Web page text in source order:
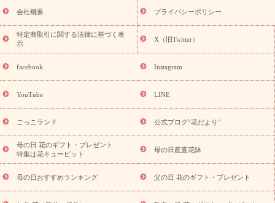
老の日 花鉢植えのギフト・プレゼント特集
敬老の日 花とセットギ
フト・プレゼント特集
敬老の日の花 全てのギフト一覧
キャン
ペーン
映画『ウォーターガーディアンズ』コラボキャンペーン
「きょう誕生日なんです」キャンペーン
誕生日の花を探す
誕生日フラワーギフト 誕生日フラワーギフト特集
9月の誕生花(リンドウ)
ら探す
お祝いの花特集 当日配達特急便 お祝い商品一覧
念日
結婚祝い 出産祝い 退院祝い・快気祝い
寿祝い
プチギフト ペットのお祝いフラワー
供え・お悔やみ商品一覧
お供え・お悔やみの花
四十九日法要以
降に贈る花
通夜・葬儀に贈る花
お供え お花とセットギフト
会社概要 プライバシーポリシー
特定商取引に関する法律に基づく表
示
X（旧Twitter）
facebook Instagram
YouTube LINE
ごっこランド 公式ブログ“花だより”
母の日 花のギフト・プレゼント
特集は花キューピット
母の日産直花鉢
母の日おすすめランキング 父の日 花のギフト・プレゼント